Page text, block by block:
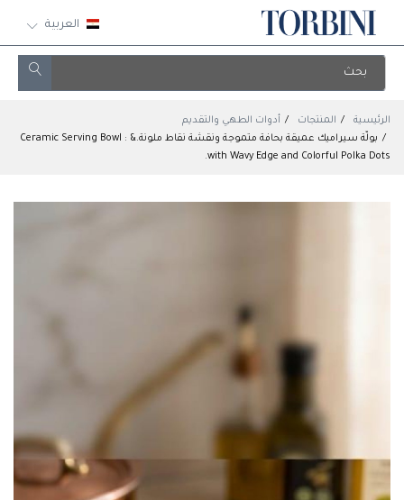
العربية
الرئيسية المنتجات
أدوات الطهي والتقديم
بولّة سيراميك عميقة بحافة متموجة ونقشة نقاط ملونة.& : Ceramic Serving Bowl
with Wavy Edge and Colorful Polka Dots.